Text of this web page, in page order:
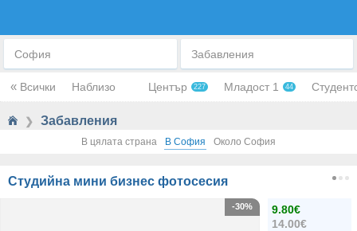
София Забавления
« Всички Наблизо Център 227 Младост 1 44
❯ Забавления
В цялата страна В София Около София
Студийна мини бизнес фотосесия
9.80€
14.00€
-30%